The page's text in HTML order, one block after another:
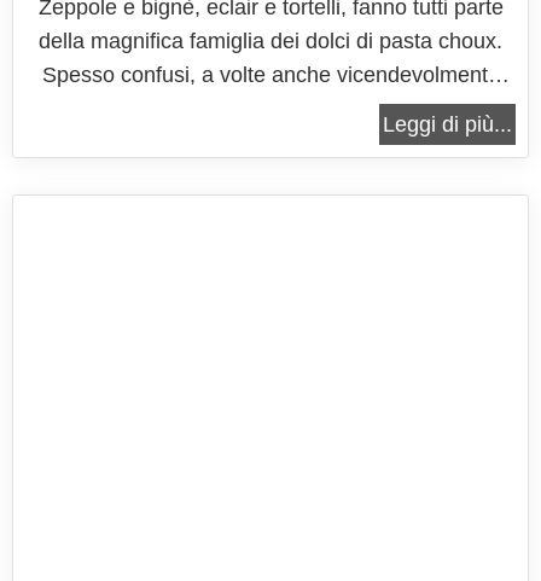
Zeppole e bignè, eclair e tortelli, fanno tutti parte
della magnifica famiglia dei dolci di pasta choux.
Spesso confusi, a volte anche vicendevolmente
sostituiti, se è vero che le ricette di ognuno
sembrino essere apparentemente uguali, c’è da
Leggi di più...